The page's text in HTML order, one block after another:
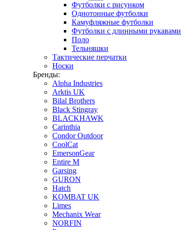
Футболки с рисунком
Однотонные футболки
Камуфляжные футболки
Футболки с длинными рукавами
Поло
Тельняшки
Тактические перчатки
Носки
Бренды:
Alpha Industries
Arktis UK
Bilal Brothers
Black Stingray
BLACKHAWK
Carinthia
Condor Outdoor
CoolCat
EmersonGear
Entire M
Garsing
GURON
Hatch
KOMBAT UK
Limes
Mechanix Wear
NORFIN